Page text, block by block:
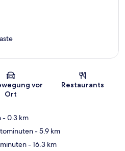
Karte
vor
Ort
Restaurants
- 0.3 km
- 5.9 km
- 16.3 km